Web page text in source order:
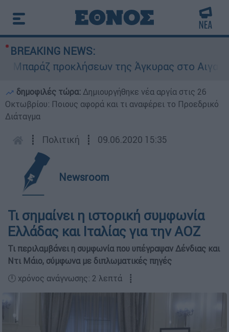
BREAKING NEWS:
προκλήσεων της Άγκυρας στο Αιγαίο:
δημοφιλές τώρα: Δημιουργήθηκε νέα αργία στις 26
Οκτωβρίου: Ποιους αφορά και τι αναφέρει το Προεδρικό
Διάταγμα
┋ Πολιτική ┋ 09.06.2020 15:35
Newsroom
Τι σημαίνει η ιστορική συμφωνία
Ελλάδας και Ιταλίας για την ΑΟΖ
Τι περιλαμβάνει η συμφωνία που υπέγραψαν Δένδιας και
Ντι Μάιο, σύμφωνα με διπλωματικές πηγές
🕛 χρόνος ανάγνωσης: 2 λεπτά ┋